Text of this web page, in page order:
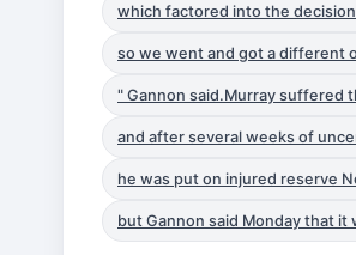
which factored into the
so we went and got a different
" Gannon said.Murray suffered
and after several weeks of
he was put on injured reserve
but Gannon said Monday that